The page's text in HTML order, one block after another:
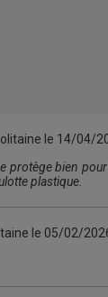
le 14/04/
protège bien
plastique.
le 05/02/